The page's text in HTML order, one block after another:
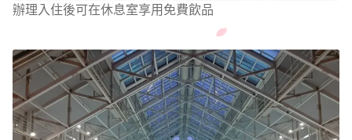
辦理入住後可在休息室享用免費飲品